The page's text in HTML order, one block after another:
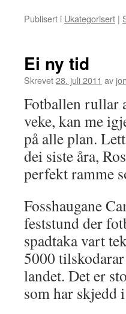
Publisert i Ukategorisert |
Ei ny tid
Skrevet28. juli 2011 av
Fotballen rullar
veke, kan me
på alle plan.
dei siste åra,
perfekt ramme
Fosshaugane
feststund der
spadtaka vart
5000
landet. Det er
som har skjedd